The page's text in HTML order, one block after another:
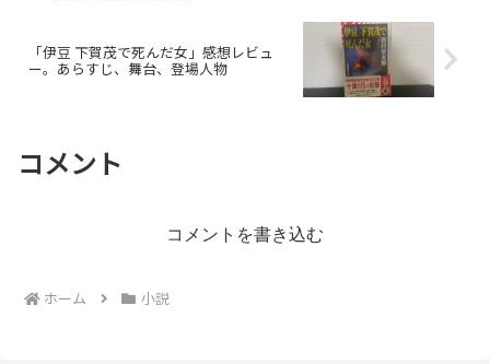
「伊豆 下賀茂で死んだ女」感想レビュ
ー。あらすじ、舞台、登場人物
コメント
コメントを書き込む
ホーム 小説